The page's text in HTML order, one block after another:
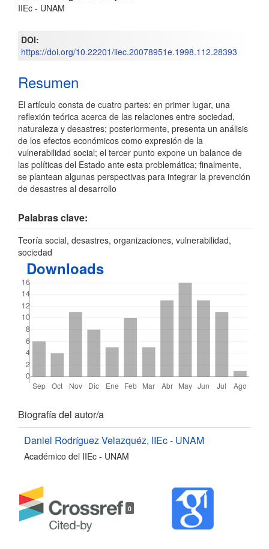
del
artículo
IIEc - UNAM
DOI:
https://doi.org/10.22201/iiec.20078951e.1998.112.28393
Resumen
El artículo consta de cuatro partes: en primer lugar, una
reflexión teórica acerca de las relaciones entre sociedad,
naturaleza y desastres; posteriormente, presenta un análisis
de los efectos económicos como expresión de la
vulnerabilidad social; el tercer punto expone un balance de
las políticas del Estado ante esta problemática; finalmente,
se plantean algunas perspectivas para integrar la prevención
de desastres al desarrollo
Palabras clave:
Teoría social, desastres, organizaciones, vulnerabilidad,
sociedad
Downloads
Detalles
del
artículo
Biografía del autor/a
Daniel Rodríguez Velazquéz, IIEc - UNAM
Académico del IIEc - UNAM
0